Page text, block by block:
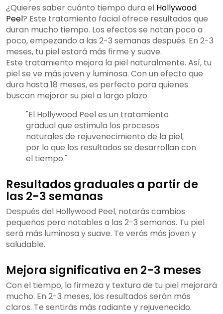
¿Quieres saber cuánto tiempo dura el Hollywood
Peel? Este tratamiento facial ofrece resultados que
duran mucho tiempo. Los efectos se notan poco a
poco, empezando a las 2-3 semanas después. En 2-3
meses, tu piel estará más firme y suave.
Este tratamiento mejora la piel naturalmente. Así, tu
piel se ve más joven y luminosa. Con un efecto que
dura hasta 18 meses, es perfecto para quienes
buscan mejorar su piel a largo plazo.
"El Hollywood Peel es un tratamiento
gradual que estimula los procesos
naturales de rejuvenecimiento de la piel,
por lo que los resultados se desarrollan con
el tiempo."
Resultados graduales a partir de
las 2-3 semanas
Después del Hollywood Peel, notarás cambios
pequeños pero notables a las 2-3 semanas. Tu piel
será más luminosa y suave. Te verás más joven y
saludable.
Mejora significativa en 2-3 meses
Con el tiempo, la firmeza y textura de tu piel mejorará
mucho. En 2-3 meses, los resultados serán más
claros. Te sentirás más radiante y rejuvenecido.